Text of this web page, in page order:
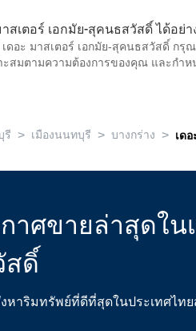
เตอร์ เอกมัย-สุคนธสวัสดิ์ ได้อย่า
ดอะ มาสเตอร์ เอกมัย-สุคนธสวัสดิ์ กรุ
ะสมตามความต้องการของคุณ และกำ
รี > เมืองนนทบุรี > บางกร่าง > เด
าศขายล่าสุดใน
สดิ์
หาริมทรัพย์ที่ดีที่สุดในประเทศไท